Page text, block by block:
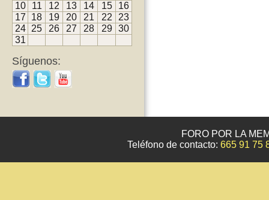
10
11 12 13 14 15
16
17
18 19 20 21 22
23
24
25 26 27 28 29
30
31
Síguenos:
FORO POR LA
Teléfono de contacto: 665 91 75